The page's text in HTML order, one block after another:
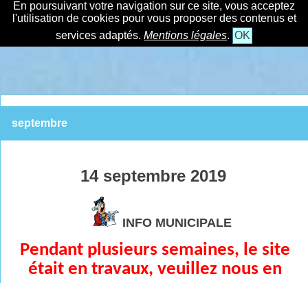
En poursuivant votre navigation sur ce site, vous acceptez
l'utilisation de cookies pour vous proposer des contenus et
services adaptés. Mentions légales. OK
septembre
14 septembre 2019
INFO MUNICIPALE
Pendant plusieurs semaines, le site
était en travaux, veuillez nous en